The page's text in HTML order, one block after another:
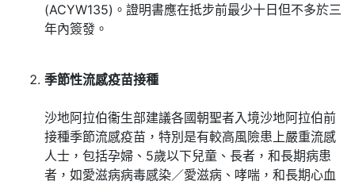
(ACYW135)。證明書應在抵步前最少十日但不多於三
年內簽發。
季節性流感疫苗接種
沙地阿拉伯衞生部建議各國朝聖者入境沙地阿拉伯前
接種季節流感疫苗，特別是有較高風險患上嚴重流感
人士，包括孕婦、5歲以下兒童、長者，和長期病患
者，如愛滋病病毒感染／愛滋病、哮喘，和長期心血